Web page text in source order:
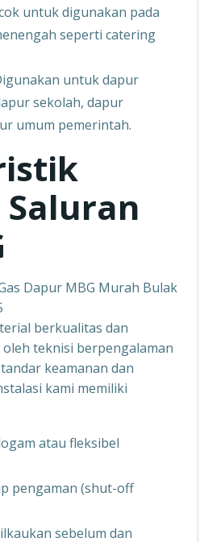
untuk digunakan pada
seperti catering
untuk dapur
sekolah, dapur
umum pemerintah.
Dapur MBG Murah Bulak
berkualitas dan
teknisi berpengalaman
keamanan dan
kami memiliki
atau fleksibel
pengaman (shut-off
sebelum dan